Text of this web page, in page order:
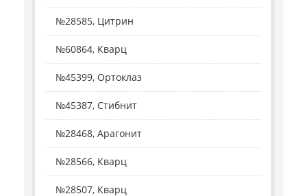
№28585, Цитрин
№60864, Кварц
№45399, Ортоклаз
№45387, Стибнит
№28468, Арагонит
№28566, Кварц
№28507, Кварц